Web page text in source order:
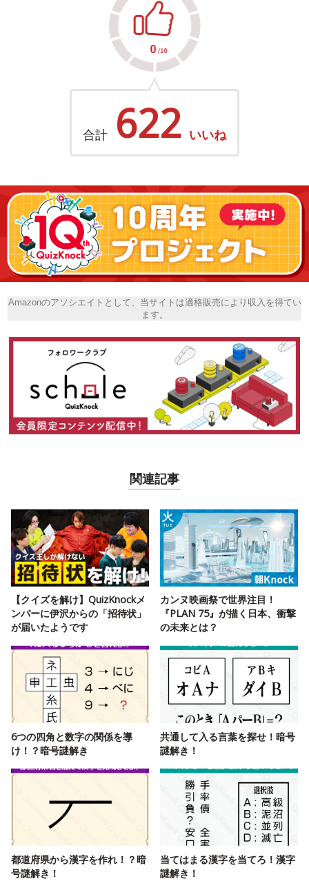
合計 622 いいね
Amazonのアソシエイトとして、当サイトは適格販売により収入を得てい
ます。
関連記事
【クイズを解け】QuizKnockメ
ンバーに伊沢からの「招待状」
が届いたようです
カンヌ映画祭で世界注目！
『PLAN 75』が描く日本、衝撃
の未来とは？
6つの四角と数字の関係を導
け！？暗号謎解き
共通して入る言葉を探せ！暗号
謎解き！
都道府県から漢字を作れ！？暗
号謎解き！
当てはまる漢字を当てろ！漢字
謎解き！